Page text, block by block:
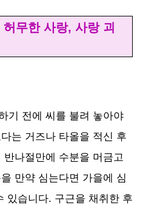
무한 사랑, 사랑 괴
기 전에 씨를 불려 놓아야
는 거즈나 타올을 적신 후
나절만에 수분을 머금고
만약 심는다면 가을에 심
있습니다. 구근을 채취한 후